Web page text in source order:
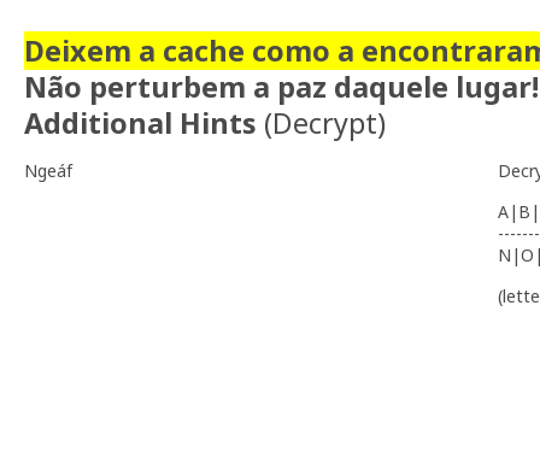
Deixem a cache como a
Não perturbem a paz daquele lugar!
Additional Hints (Decrypt)
Ngeáf